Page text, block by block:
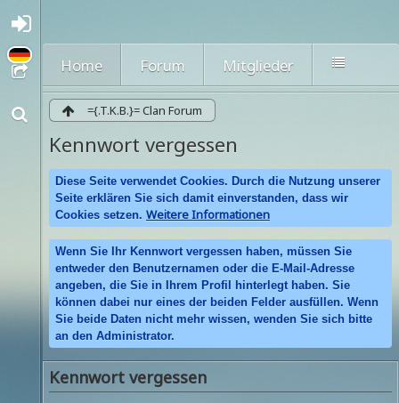
nmel
den
oder
strie
ren
Home Forum Mitglieder
={.T.K.B.}= Clan Forum
Kennwort vergessen
Diese Seite verwendet Cookies. Durch die Nutzung unserer
Seite erklären Sie sich damit einverstanden, dass wir
Cookies setzen. Weitere Informationen
Wenn Sie Ihr Kennwort vergessen haben, müssen Sie
entweder den Benutzernamen oder die E-Mail-Adresse
angeben, die Sie in Ihrem Profil hinterlegt haben. Sie
können dabei nur eines der beiden Felder ausfüllen. Wenn
Sie beide Daten nicht mehr wissen, wenden Sie sich bitte
an den Administrator.
Kennwort vergessen